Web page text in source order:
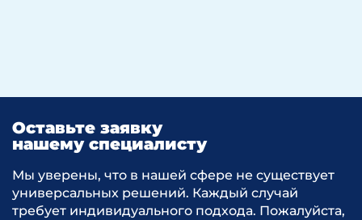
Оставьте заявку
нашему специалисту
Мы уверены, что в нашей сфере не существует
универсальных решений. Каждый случай
требует индивидуального подхода. Пожалуйста,